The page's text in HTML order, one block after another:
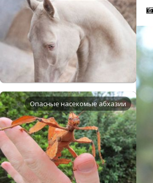
Опасные насекомые абхазии